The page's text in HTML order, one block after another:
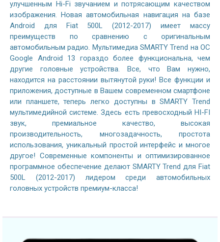
улучшенным Hi-Fi звучанием и потрясающим качеством
изображения. Новая автомобильная навигация на базе
Android для Fiat 500L (2012-2017) имеет массу
преимуществ по сравнению с оригинальным
автомобильным радио. Мультимедиа SMARTY Trend на ОС
Google Android 13 гораздо более функциональна, чем
другие головные устройства. Все, что Вам нужно,
находится на расстоянии вытянутой руки! Все функции и
приложения, доступные в Вашем современном смартфоне
или планшете, теперь легко доступны в SMARTY Trend
мультимедийной системе. Здесь есть превосходный HI-FI
звук, премиальное качество, высокая
производительность, многозадачность, простота
использования, уникальный простой интерфейс и многое
другое! Современные компоненты и оптимизированное
программное обеспечение делают SMARTY Trend для Fiat
500L (2012-2017) лидером среди автомобильных
головных устройств премиум-класса!